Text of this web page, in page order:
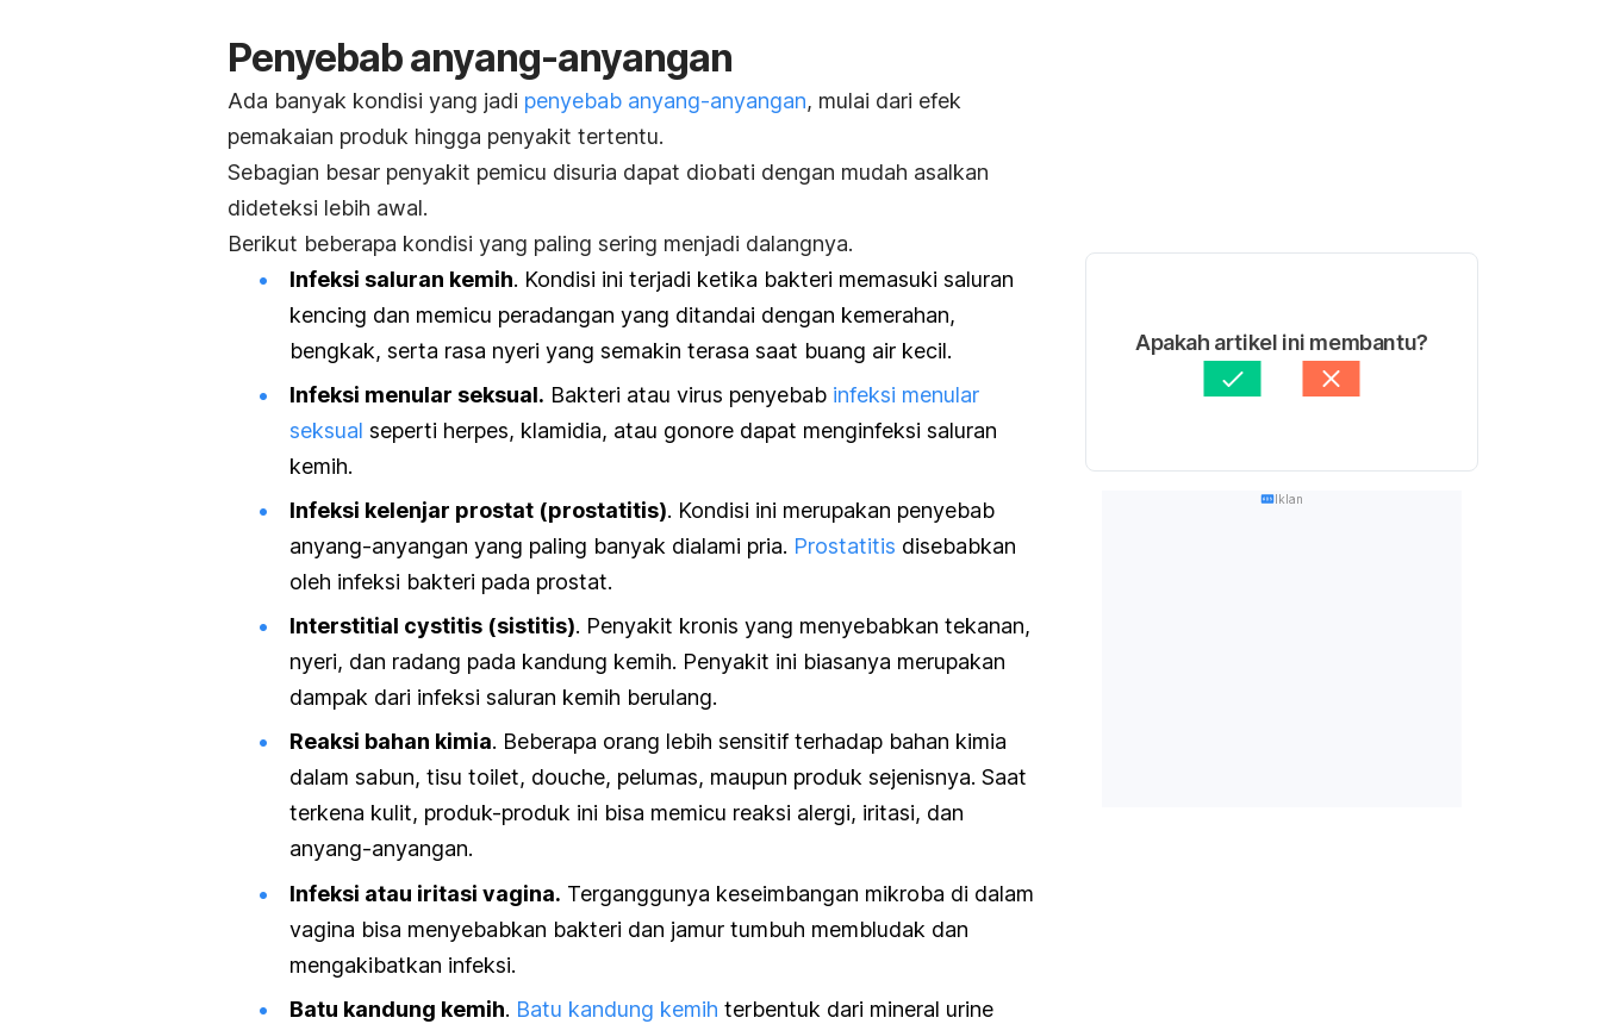
Penyebab anyang-anyangan
Ada banyak kondisi yang jadi penyebab anyang-anyangan, mulai dari efek
pemakaian produk hingga penyakit tertentu.
Sebagian besar penyakit pemicu disuria dapat diobati dengan mudah asalkan
dideteksi lebih awal.
Berikut beberapa kondisi yang paling sering menjadi dalangnya.
Infeksi saluran kemih. Kondisi ini terjadi ketika bakteri memasuki saluran
kencing dan memicu peradangan yang ditandai dengan kemerahan,
bengkak, serta rasa nyeri yang semakin terasa saat buang air kecil.
Infeksi menular seksual. Bakteri atau virus penyebab infeksi menular
seksual seperti herpes, klamidia, atau gonore dapat menginfeksi saluran
kemih.
Infeksi kelenjar prostat (prostatitis). Kondisi ini merupakan penyebab
anyang-anyangan yang paling banyak dialami pria. Prostatitis disebabkan
oleh infeksi bakteri pada prostat.
Interstitial cystitis (sistitis). Penyakit kronis yang menyebabkan tekanan,
nyeri, dan radang pada kandung kemih. Penyakit ini biasanya merupakan
dampak dari infeksi saluran kemih berulang.
Reaksi bahan kimia. Beberapa orang lebih sensitif terhadap bahan kimia
dalam sabun, tisu toilet, douche, pelumas, maupun produk sejenisnya. Saat
terkena kulit, produk-produk ini bisa memicu reaksi alergi, iritasi, dan
anyang-anyangan.
Infeksi atau iritasi vagina. Terganggunya keseimbangan mikroba di dalam
vagina bisa menyebabkan bakteri dan jamur tumbuh membludak dan
mengakibatkan infeksi.
Batu kandung kemih. Batu kandung kemih terbentuk dari mineral urine
Apakah artikel ini membantu?
Iklan